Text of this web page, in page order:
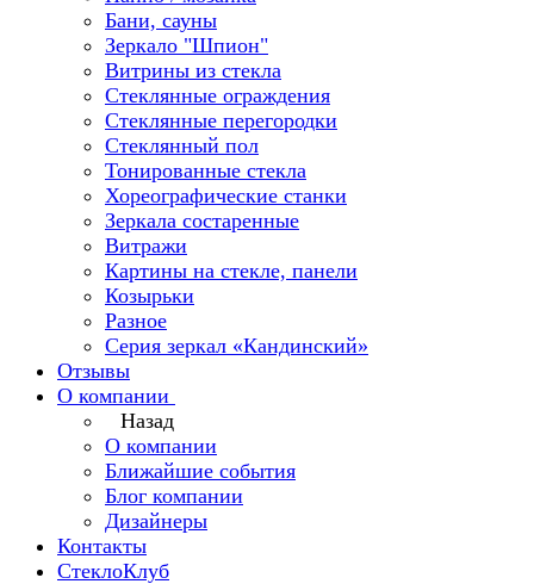
Бани, сауны
Зеркало "Шпион"
Витрины из стекла
Стеклянные ограждения
Стеклянные перегородки
Стеклянный пол
Тонированные стекла
Хореографические станки
Зеркала состаренные
Витражи
Картины на стекле, панели
Козырьки
Разное
Серия зеркал «Кандинский»
Отзывы
О компании
Назад
О компании
Ближайшие события
Блог компании
Дизайнеры
Контакты
СтеклоКлуб